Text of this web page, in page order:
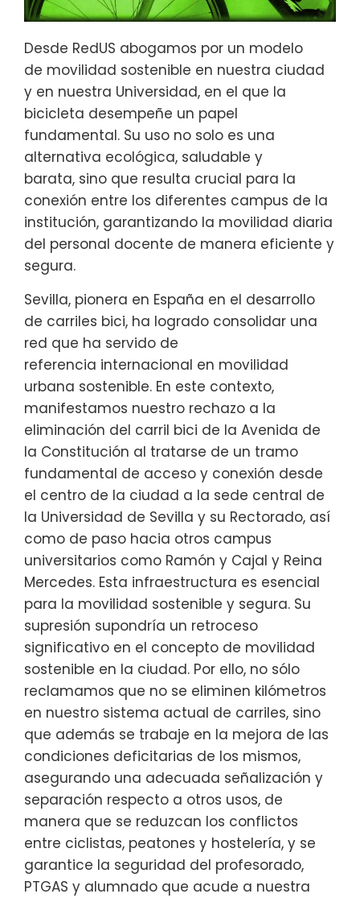
Desde RedUS abogamos por un modelo
de movilidad sostenible en nuestra ciudad
y en nuestra Universidad, en el que la
bicicleta desempeñe un papel
fundamental. Su uso no solo es una
alternativa ecológica, saludable y
barata, sino que resulta crucial para la
conexión entre los diferentes campus de la
institución, garantizando la movilidad diaria
del personal docente de manera eficiente y
segura.
Sevilla, pionera en España en el desarrollo
de carriles bici, ha logrado consolidar una
red que ha servido de
referencia internacional en movilidad
urbana sostenible. En este contexto,
manifestamos nuestro rechazo a la
eliminación del carril bici de la Avenida de
la Constitución al tratarse de un tramo
fundamental de acceso y conexión desde
el centro de la ciudad a la sede central de
la Universidad de Sevilla y su Rectorado, así
como de paso hacia otros campus
universitarios como Ramón y Cajal y Reina
Mercedes. Esta infraestructura es esencial
para la movilidad sostenible y segura. Su
supresión supondría un retroceso
significativo en el concepto de movilidad
sostenible en la ciudad. Por ello, no sólo
reclamamos que no se eliminen kilómetros
en nuestro sistema actual de carriles, sino
que además se trabaje en la mejora de las
condiciones deficitarias de los mismos,
asegurando una adecuada señalización y
separación respecto a otros usos, de
manera que se reduzcan los conflictos
entre ciclistas, peatones y hostelería, y se
garantice la seguridad del profesorado,
PTGAS y alumnado que acude a nuestra